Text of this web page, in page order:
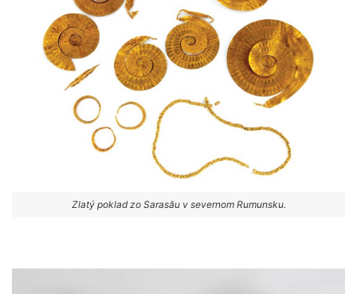
Zlatý poklad zo Sarasău v severnom Rumunsku.